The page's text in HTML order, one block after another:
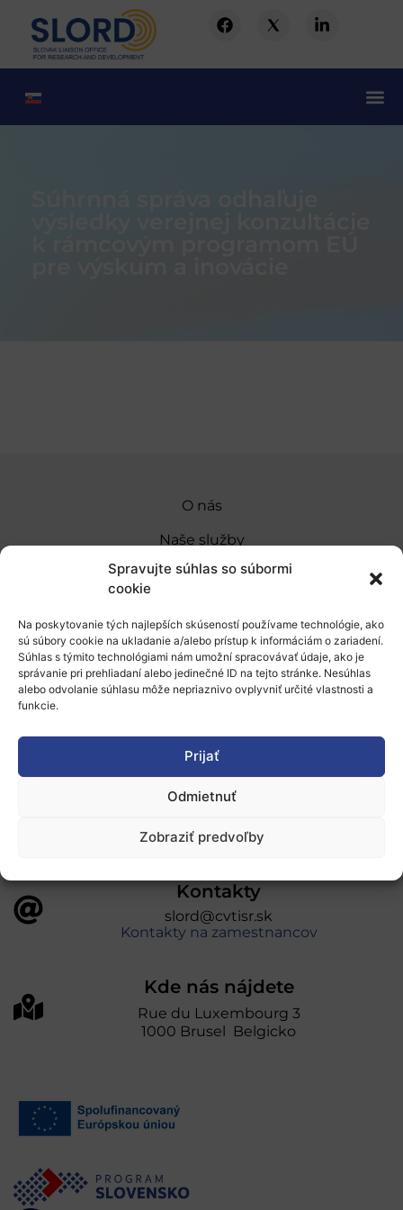
Spravujte súhlas so súbormi
cookie
Na poskytovanie tých najlepších skúseností používame technológie, ako
sú súbory cookie na ukladanie a/alebo prístup k informáciám o zariadení.
Súhlas s týmito technológiami nám umožní spracovávať údaje, ako je
správanie pri prehliadaní alebo jedinečné ID na tejto stránke. Nesúhlas
alebo odvolanie súhlasu môže nepriaznivo ovplyvniť určité vlastnosti a
funkcie.
Prijať
Odmietnuť
Zobraziť predvoľby
O nás
Naše služby
Financovanie a podpora
Novinky
Ochrana osobných údajov
„Projekt SK4ERA II je spolufinancovaný Európskou
úniou v rámci Programu Slovensko. Portál
prevádzkuje Centrum vedecko-technických
informácií SR“
Kontakty
slord@cvtisr.sk
Kontakty na zamestnancov
Kde nás nájdete
Rue du Luxembourg 3
1000 Brusel Belgicko